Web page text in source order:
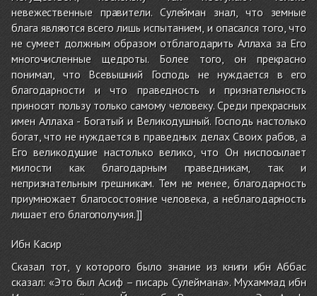
невежественные правители. Сулейман знал, что земные
блага являются всего лишь испытанием, и опасался того, что
не сумеет должным образом отблагодарить Аллаха за Его
многочисленные щедроты. Более того, он прекрасно
понимал, что Всевышний Господь не нуждается в его
благодарности и что праведность и признательность
приносят пользу только самому человеку. Среди прекрасных
имен Аллаха - Богатый и Великодушный. Господь настолько
богат, что не нуждается в праведных делах Своих рабов, а
Его великодушие настолько велико, что Он ниспосылает
милости как благодарным праведникам, так и
непризнательным грешникам. Тем не менее, благодарность
приумножает благосостояние человека, а неблагодарность
лишает его благополучия.]]
Ибн Касир
Сказал тот, у которого было знание из книги ибн Аббас
сказал: «Это был Асиф – писарь Сулеймана». Мухаммад ибн